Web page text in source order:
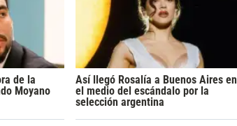
de la
Moyano
Así llegó Rosalía a Buenos Aires en
el medio del escándalo por la
selección argentina